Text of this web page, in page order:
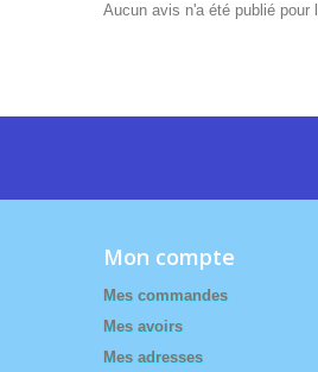
Aucun avis n'a été publié pour
Mon compte
Mes commandes
Mes avoirs
Mes adresses